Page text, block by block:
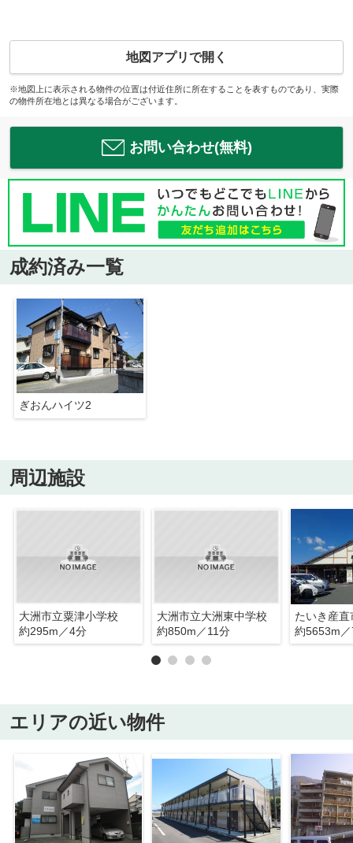
地図アプリで開く
※地図上に表示される物件の位置は付近住所に所在することを表すものであり、実際
の物件所在地とは異なる場合がございます。
お問い合わせ(無料)
成約済み一覧
ぎおんハイツ2
周辺施設
大洲市立粟津小学校
約295m／4分
大洲市立大洲東中学校
約850m／11分
約5653m
エリアの近い物件